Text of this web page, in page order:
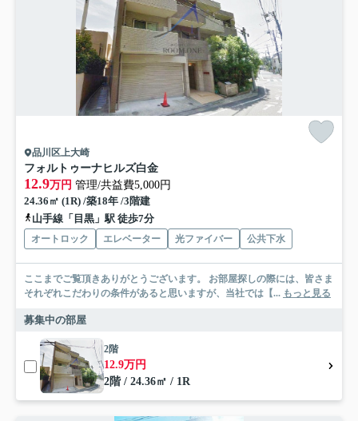
品川区上大崎
フォルトゥーナヒルズ白金
12.9万円 管理/共益費5,000円
24.36㎡ (1R) /築18年 /3階建
山手線「目黒」駅 徒歩7分
オートロック エレベーター 光ファイバー 公共下水
ここまでご覧頂きありがとうございます。 お部屋探しの際には、皆さま
それぞれこだわりの条件があると思いますが、当社では【... もっと見る
募集中の部屋
2階
12.9万円
2階 / 24.36㎡ / 1R